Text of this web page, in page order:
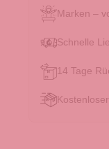
Marken –
Schnelle
14 Tage